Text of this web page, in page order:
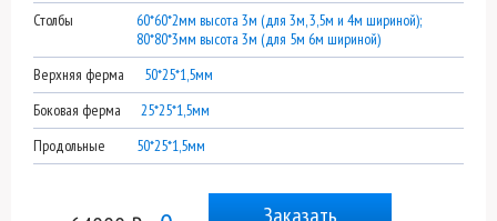
Столбы
60*60*2мм высота 3м (для 3м, 3,5м и 4м шириной);
80*80*3мм высота 3м (для 5м 6м шириной)
Верхняя ферма
50*25*1,5мм
Боковая ферма
25*25*1,5мм
Продольные
50*25*1,5мм